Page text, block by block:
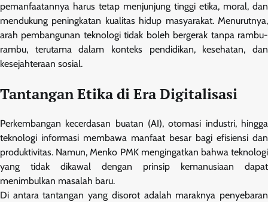
pemanfaatannya harus tetap menjunjung tinggi etika, moral, dan
mendukung peningkatan kualitas hidup masyarakat. Menurutnya,
arah pembangunan teknologi tidak boleh bergerak tanpa rambu-
rambu, terutama dalam konteks pendidikan, kesehatan, dan
kesejahteraan sosial.
Tantangan Etika di Era Digitalisasi
Perkembangan kecerdasan buatan (AI), otomasi industri, hingga
teknologi informasi membawa manfaat besar bagi efisiensi dan
produktivitas. Namun, Menko PMK mengingatkan bahwa teknologi
yang tidak dikawal dengan prinsip kemanusiaan dapat
menimbulkan masalah baru.
Di antara tantangan yang disorot adalah maraknya penyebaran